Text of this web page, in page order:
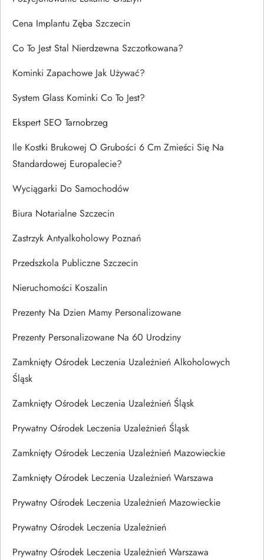
Cena Implantu Zęba Szczecin
Co To Jest Stal Nierdzewna Szczotkowana?
Kominki Zapachowe Jak Używać?
System Glass Kominki Co To Jest?
Ekspert SEO Tarnobrzeg
Ile Kostki Brukowej O Grubości 6 Cm Zmieści Się Na
Standardowej Europalecie?
Wyciągarki Do Samochodów
Biura Notarialne Szczecin
Zastrzyk Antyalkoholowy Poznań
Przedszkola Publiczne Szczecin
Nieruchomości Koszalin
Prezenty Na Dzien Mamy Personalizowane
Prezenty Personalizowane Na 60 Urodziny
Zamknięty Ośrodek Leczenia Uzależnień Alkoholowych
Śląsk
Zamknięty Ośrodek Leczenia Uzależnień Śląsk
Prywatny Ośrodek Leczenia Uzależnień Śląsk
Zamknięty Ośrodek Leczenia Uzależnień Mazowieckie
Zamknięty Ośrodek Leczenia Uzależnień Warszawa
Prywatny Ośrodek Leczenia Uzależnień Mazowieckie
Prywatny Ośrodek Leczenia Uzależnień
Prywatny Ośrodek Leczenia Uzależnień Warszawa